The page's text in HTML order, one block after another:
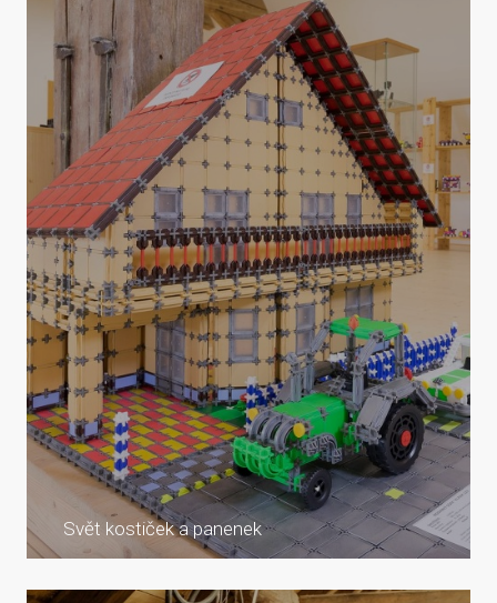
Svět kostiček a panenek